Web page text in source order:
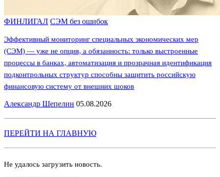
ФИНЛИГАЛ СЭМ без ошибок
Эффективный мониторинг специальных экономических мер
(СЭМ) — уже не опция, а обязанность: только выстроенные
процессы в банках, автоматизация и прозрачная идентификация
подконтрольных структур способны защитить российскую
финансовую систему от внешних шоков
Александр Шепелин 05.08.2026
ПЕРЕЙТИ НА ГЛАВНУЮ
Не удалось загрузить новость.